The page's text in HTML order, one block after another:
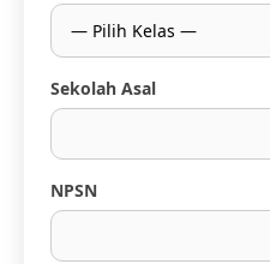
Sekolah Asal
NPSN